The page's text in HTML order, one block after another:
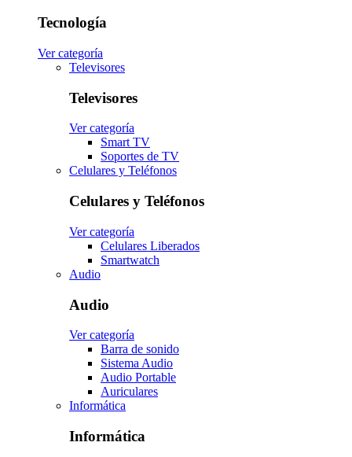
Tecnología
Ver categoría
Televisores
Televisores
Ver categoría
Smart TV
Soportes de TV
Celulares y Teléfonos
Celulares y Teléfonos
Ver categoría
Celulares Liberados
Smartwatch
Audio
Audio
Ver categoría
Barra de sonido
Sistema Audio
Audio Portable
Auriculares
Informática
Informática